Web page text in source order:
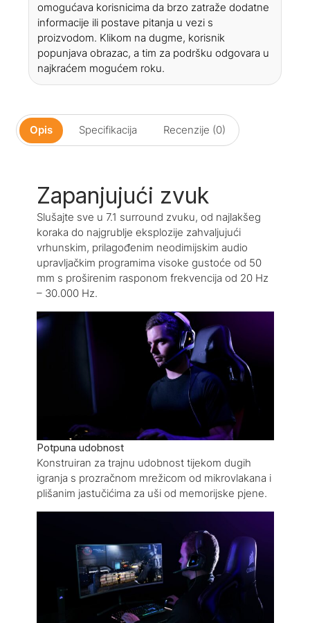
omogućava korisnicima da brzo zatraže dodatne
informacije ili postave pitanja u vezi s
proizvodom. Klikom na dugme, korisnik
popunjava obrazac, a tim za podršku odgovara u
najkraćem mogućem roku.
Opis Specifikacija Recenzije (0)
Zapanjujući zvuk
Slušajte sve u 7.1 surround zvuku, od najlakšeg
koraka do najgrublje eksplozije zahvaljujući
vrhunskim, prilagođenim neodimijskim audio
upravljačkim programima visoke gustoće od 50
mm s proširenim rasponom frekvencija od 20 Hz
– 30.000 Hz.
Potpuna udobnost
Konstruiran za trajnu udobnost tijekom dugih
igranja s prozračnom mrežicom od mikrovlakana i
plišanim jastučićima za uši od memorijske pjene.